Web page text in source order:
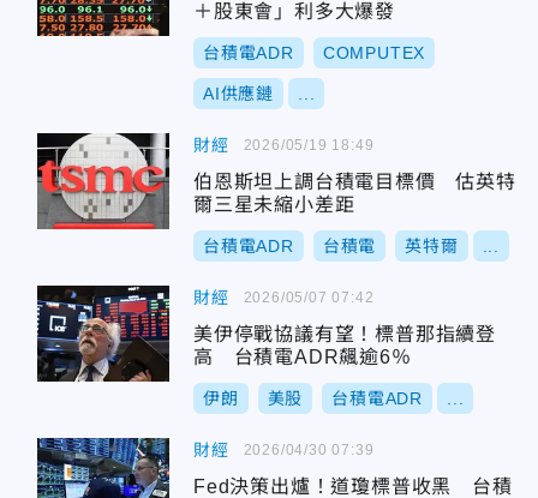
＋股東會」利多大爆發
台積電ADR COMPUTEX
AI供應鏈
財經
伯恩斯坦上調台積電目標價 估英特
爾三星未縮小差距
台積電ADR 台積電 英特爾
2026/05/19 18:49
財經
美伊停戰協議有望！標普那指續登
高 台積電ADR飆逾6％
伊朗 美股 台積電ADR
2026/05/07 07:42
財經
Fed決策出爐！道瓊標普收黑 台積
2026/04/30 07:39